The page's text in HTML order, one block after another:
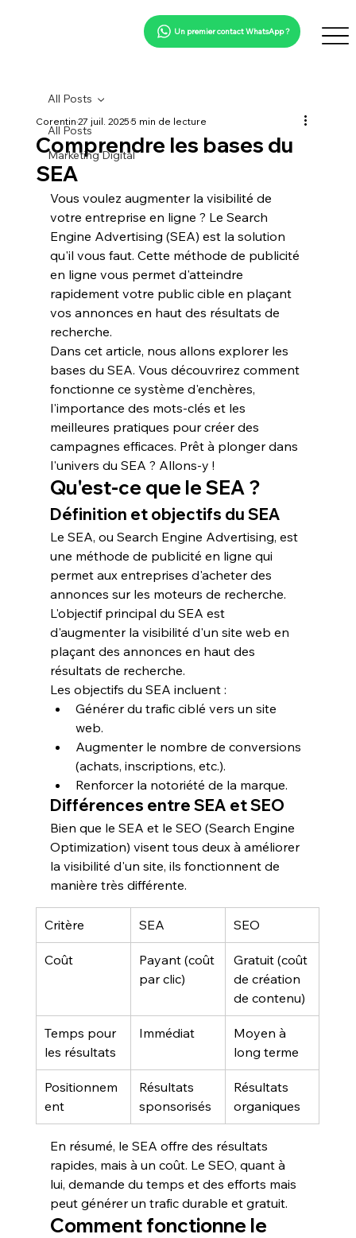
Un premier contact WhatsApp ?
All Posts
Marketing Digital
All Posts
Comprendre les bases du
SEA
Corentin27 juil. 20255 min de lecture
Vous voulez augmenter la visibilité de
votre entreprise en ligne ? Le Search
Engine Advertising (SEA) est la solution
qu'il vous faut. Cette méthode de publicité
en ligne vous permet d'atteindre
rapidement votre public cible en plaçant
vos annonces en haut des résultats de
recherche.
Dans cet article, nous allons explorer les
bases du SEA. Vous découvrirez comment
fonctionne ce système d'enchères,
l'importance des mots-clés et les
meilleures pratiques pour créer des
campagnes efficaces. Prêt à plonger dans
l'univers du SEA ? Allons-y !
Qu'est-ce que le SEA ?
Définition et objectifs du SEA
Le SEA, ou Search Engine Advertising, est
une méthode de publicité en ligne qui
permet aux entreprises d'acheter des
annonces sur les moteurs de recherche.
L'objectif principal du SEA est
d'augmenter la visibilité d'un site web en
plaçant des annonces en haut des
résultats de recherche.
Les objectifs du SEA incluent :
Générer du trafic ciblé vers un site
web.
Augmenter le nombre de conversions
(achats, inscriptions, etc.).
Renforcer la notoriété de la marque.
Différences entre SEA et SEO
Bien que le SEA et le SEO (Search Engine
Optimization) visent tous deux à améliorer
la visibilité d'un site, ils fonctionnent de
manière très différente.
Critère SEA SEO
Coût
Payant (coût
par clic)
Gratuit (coût
de création
de contenu)
Temps pour
les résultats
Immédiat
Moyen à
long terme
Positionnem
ent
Résultats
sponsorisés
Résultats
organiques
En résumé, le SEA offre des résultats
rapides, mais à un coût. Le SEO, quant à
lui, demande du temps et des efforts mais
peut générer un trafic durable et gratuit.
Comment fonctionne le